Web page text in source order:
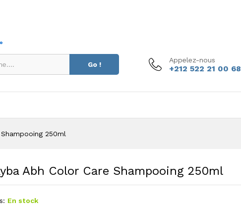
Go !
Appelez-nous
+212 522 21 00 68
250ml
Abh Color Care Shampooing 250ml
En stock